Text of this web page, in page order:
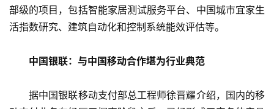
部级的项目，包括智能家居测试服务平台、中国城市宜家生
活指数研究、建筑自动化和控制系统能效评估等。
中国银联：与中国移动合作堪为行业典范
据中国银联移动支付部总工程师徐晋耀介绍，国内的移